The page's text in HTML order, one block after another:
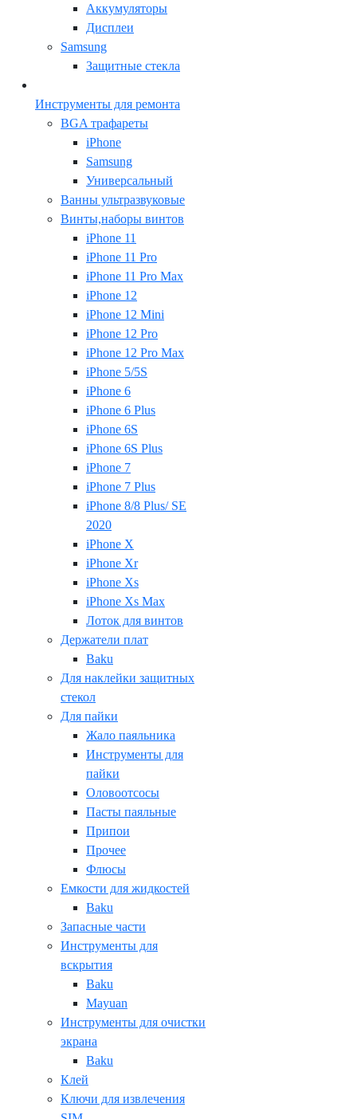
Аккумуляторы
Дисплеи
Samsung
Защитные стекла
Инструменты для ремонта
BGA трафареты
iPhone
Samsung
Универсальный
Ванны ультразвуковые
Винты,наборы винтов
iPhone 11
iPhone 11 Pro
iPhone 11 Pro Max
iPhone 12
iPhone 12 Mini
iPhone 12 Pro
iPhone 12 Pro Max
iPhone 5/5S
iPhone 6
iPhone 6 Plus
iPhone 6S
iPhone 6S Plus
iPhone 7
iPhone 7 Plus
iPhone 8/8 Plus/ SE
2020
iPhone X
iPhone Xr
iPhone Xs
iPhone Xs Max
Лоток для винтов
Держатели плат
Baku
Для наклейки защитных
стекол
Для пайки
Жало паяльника
Инструменты для
пайки
Оловоотсосы
Пасты паяльные
Припои
Прочее
Флюсы
Емкости для жидкостей
Baku
Запасные части
Инструменты для
вскрытия
Baku
Mayuan
Инструменты для очистки
экрана
Baku
Клей
Ключи для извлечения